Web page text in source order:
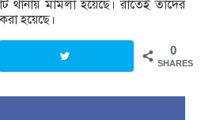
থানায় মামলা হয়েছে। রাতেই তাদের
হয়েছে।
0
SHARES